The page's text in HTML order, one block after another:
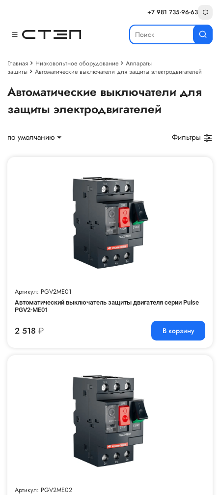
+7 981 735-96-63
Главная Низковольтное оборудование
Аппараты
защиты
Автоматические выключатели для защиты электродвигателей
Автоматические выключатели для
защиты электродвигателей
по умолчанию Фильтры
Артикул: PGV2ME01
Автоматический выключатель защиты двигателя серии Pulse
PGV2-ME01
2 518 ₽ В корзину
Артикул: PGV2ME02